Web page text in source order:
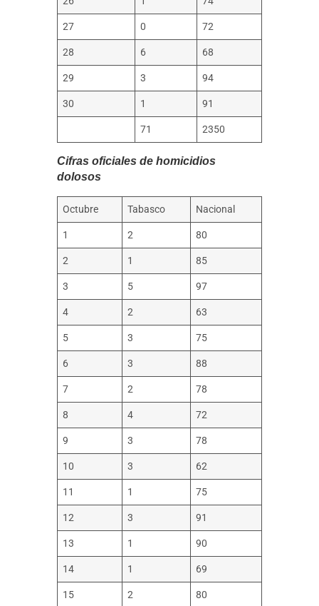
27 0 72
28 6 68
29 3 94
30 1 91
71 2350
Cifras oficiales de homicidios
dolosos
Octubre Tabasco Nacional
1 2 80
2 1 85
3 5 97
4 2 63
5 3 75
6 3 88
7 2 78
8 4 72
9 3 78
10 3 62
11 1 75
12 3 91
13 1 90
14 1 69
15 2 80